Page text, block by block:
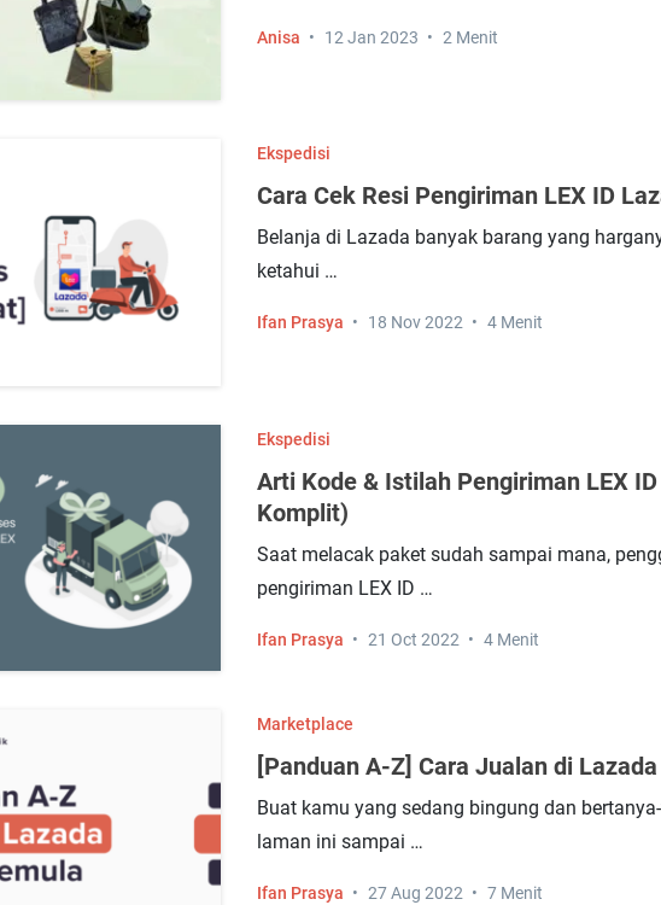
Anisa 12 Jan 2023 2 Menit
Ekspedisi
Cara Cek Resi Pengiriman LEX ID
Belanja di Lazada banyak barang yang
ketahui …
Ifan Prasya 18 Nov 2022 4 Menit
Ekspedisi
Arti Kode & Istilah Pengiriman LEX
Komplit)
Saat melacak paket sudah sampai mana,
pengiriman LEX ID …
Ifan Prasya 21 Oct 2022 4 Menit
Marketplace
[Panduan A-Z] Cara Jualan di
Buat kamu yang sedang bingung dan
laman ini sampai …
Ifan Prasya 27 Aug 2022 7 Menit